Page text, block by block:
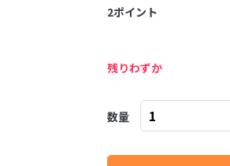
ポイント
2
残りわずか
数量